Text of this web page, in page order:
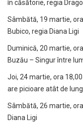
în căsătorie, regia
Sâmbătă, 19 martie,
Bubico, regia Diana Ligi
Duminică, 20 martie,
Buzău – Singur între
Joi, 24 martie, ora
are picioare atât de
Sâmbătă, 26 martie,
Diana Ligi